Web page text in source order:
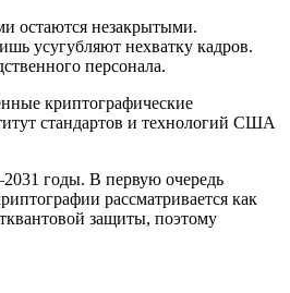
остаются незакрытыми.
усугубляют нехватку кадров.
персонала.
криптографические
стандартов и технологий США
годы. В первую очередь
рассматривается как
защиты, поэтому